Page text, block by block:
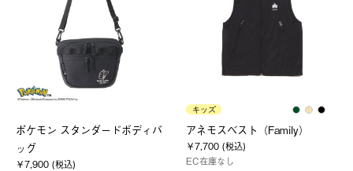
ポケモン スタンダードボディバ
ッグ
￥7,900 (税込)
キッズ
アネモスベスト（Family）
￥7,700 (税込)
EC在庫なし